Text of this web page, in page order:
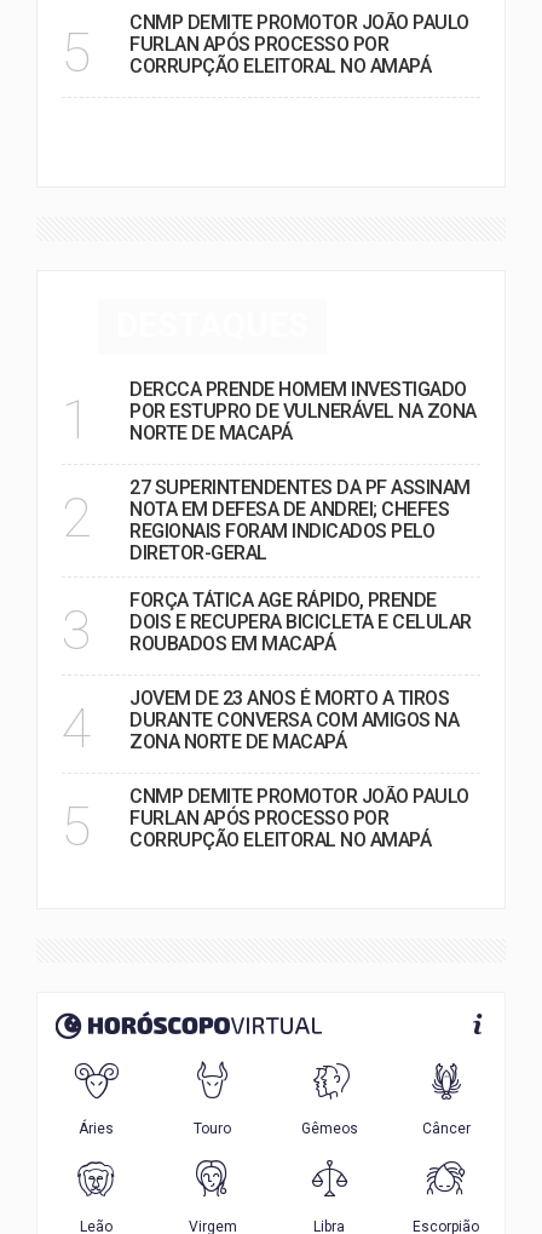
5
CNMP DEMITE PROMOTOR JOÃO PAULO
FURLAN APÓS PROCESSO POR
CORRUPÇÃO ELEITORAL NO AMAPÁ
1
DERCCA PRENDE HOMEM INVESTIGADO
POR ESTUPRO DE VULNERÁVEL NA ZONA
NORTE DE MACAPÁ
2
27 SUPERINTENDENTES DA PF ASSINAM
NOTA EM DEFESA DE ANDREI; CHEFES
REGIONAIS FORAM INDICADOS PELO
DIRETOR-GERAL
3
FORÇA TÁTICA AGE RÁPIDO, PRENDE
DOIS E RECUPERA BICICLETA E CELULAR
ROUBADOS EM MACAPÁ
4
JOVEM DE 23 ANOS É MORTO A TIROS
DURANTE CONVERSA COM AMIGOS NA
ZONA NORTE DE MACAPÁ
5
CNMP DEMITE PROMOTOR JOÃO PAULO
FURLAN APÓS PROCESSO POR
CORRUPÇÃO ELEITORAL NO AMAPÁ